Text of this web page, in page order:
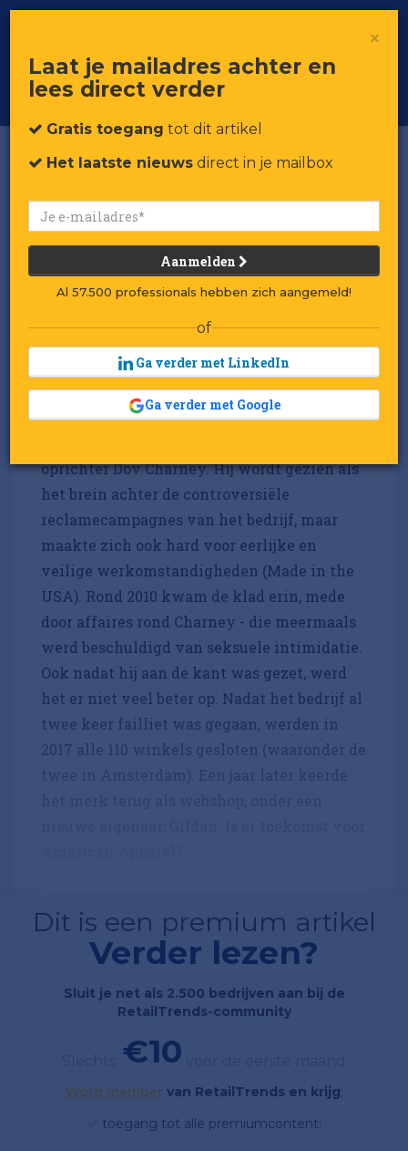
Voor professionals in retail & brands
Toggle
De opkomst en
ondergang van American
Apparel
Gepubliceerd op 16 januari 2020 om 14:10
A
merican Apparel was in het vorige
decennium een hip merk onder
jongeren, zeker in de VS. Dat kwam
oprichter Dov Charney. Hij wordt gezien als
het brein achter de controversiële
reclamecampagnes van het bedrijf, maar
maakte zich ook hard voor eerlijke en
veilige werkomstandigheden (Made in the
USA). Rond 2010 kwam de klad erin, mede
door affaires rond Charney - die meermaals
werd beschuldigd van seksuele intimidatie.
Ook nadat hij aan de kant was gezet, werd
het er niet veel beter op. Nadat het bedrijf al
twee keer failliet was gegaan, werden in
2017 alle 110 winkels gesloten (waaronder de
twee in Amsterdam). Een jaar later keerde
Dit is een premium artikel
Verder lezen?
Sluit je net als 2.500 bedrijven aan bij de
RetailTrends-community
€10
Word member van RetailTrends en krijg;
✅ toegang tot alle premiumcontent;
×
Laat je mailadres achter en
lees direct verder
Gratis toegang tot dit artikel
Het laatste nieuws direct in je mailbox
Aanmelden
Al 57.500 professionals hebben zich aangemeld!
of
Ga verder met LinkedIn
Ga verder met Google